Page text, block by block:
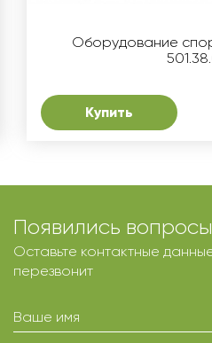
Оборудование
Купить
Появились
Оставьте контактные
перезвонит
Ваше имя